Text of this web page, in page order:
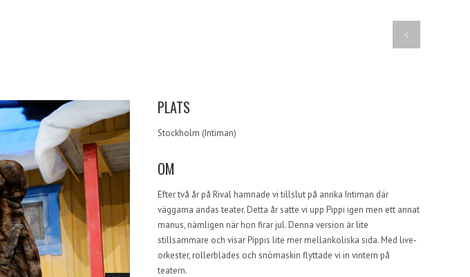
PLATS
Stockholm (Intiman)
OM
Efter två år på Rival hamnade vi tillslut på anrika Intiman där
väggarna andas teater. Detta år satte vi upp Pippi igen men ett annat
manus, nämligen när hon firar jul. Denna version är lite
stillsammare och visar Pippis lite mer mellankoliska sida. Med live-
orkester, rollerblades och snömaskin flyttade vi in vintern på
teatern.